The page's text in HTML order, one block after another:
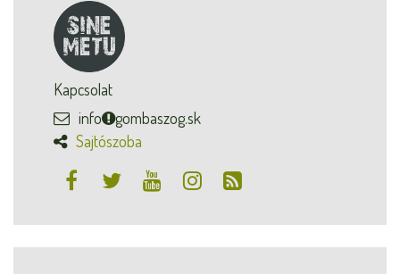
Kapcsolat
info
gombaszog.sk
Sajtószoba